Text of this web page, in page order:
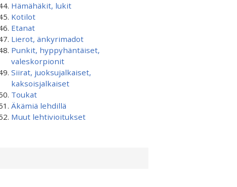
Hämähäkit, lukit
Kotilot
Etanat
Lierot, änkyrimadot
Punkit, hyppyhäntäiset,
valeskorpionit
Siirat, juoksujalkaiset,
kaksoisjalkaiset
Toukat
Äkämiä lehdillä
Muut lehtivioitukset